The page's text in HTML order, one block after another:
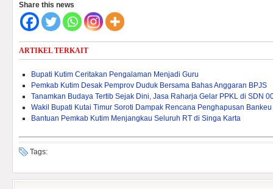
Share this news
ARTIKEL TERKAIT
Bupati Kutim Ceritakan Pengalaman Menjadi Guru
Pemkab Kutim Desak Pemprov Duduk Bersama Bahas Anggaran BPJS
Tanamkan Budaya Tertib Sejak Dini, Jasa Raharja Gelar PPKL di SDN
Wakil Bupati Kutai Timur Soroti Dampak Rencana Penghapusan
Bantuan Pemkab Kutim Menjangkau Seluruh RT di Singa Karta
Tags: